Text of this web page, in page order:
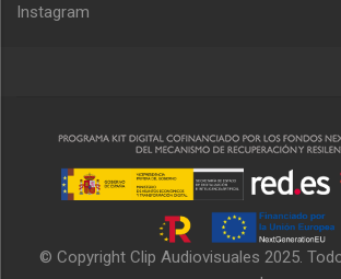
Instagram
© Copyright Clip Audiovisuales 2025.